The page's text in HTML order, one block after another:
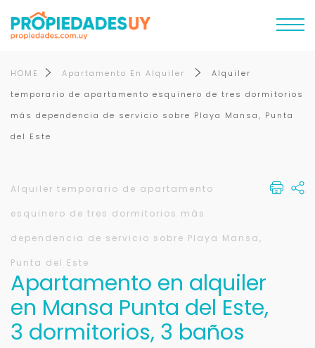
HOME Apartamento En Alquiler
Alquiler
temporario de apartamento esquinero de tres dormitorios
más dependencia de servicio sobre Playa Mansa, Punta
del Este
Alquiler temporario de apartamento
esquinero de tres dormitorios más
dependencia de servicio sobre Playa Mansa,
Punta del Este
Apartamento en alquiler
en Mansa Punta del Este,
3 dormitorios, 3 baños